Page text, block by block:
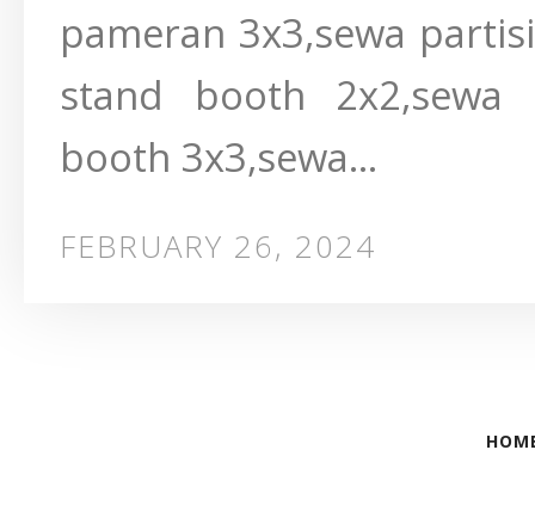
pameran 3x3,sewa
stand booth
booth 3x3,sewa...
FEBRUARY 26, 2024